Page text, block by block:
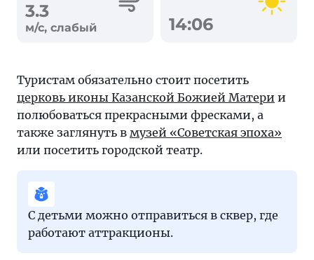
3.3
м/с, слабый 14:06
Туристам обязательно стоит посетить
церковь иконы Казанской Божией Матери и
полюбоваться прекрасными фресками, а
также заглянуть в музей «Советская эпоха»
или посетить городской театр.
С детьми можно отправиться в сквер, где
работают аттракционы.